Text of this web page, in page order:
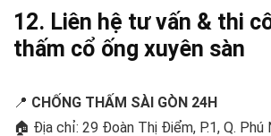
12. Liên hệ tư vấn & thi
thấm cổ ống xuyên sàn
📍 CHỐNG THẤM SÀI GÒN 24H
🏠 Địa chỉ: 29 Đoàn Thị Điểm, P.1, Q. Phú